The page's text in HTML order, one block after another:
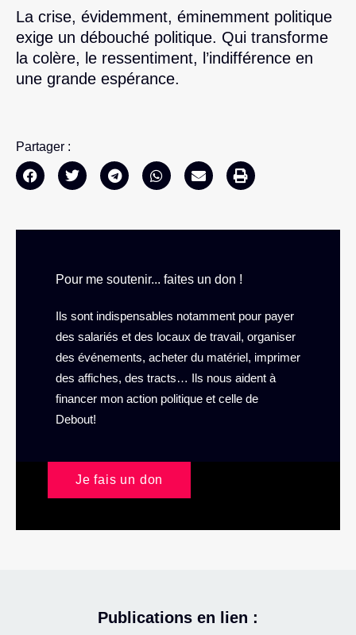
La crise, évidemment, éminemment politique
exige un débouché politique. Qui transforme
la colère, le ressentiment, l’indifférence en
une grande espérance.
Partager :
Pour me soutenir... faites un don !
Ils sont indispensables notamment pour payer
des salariés et des locaux de travail, organiser
des événements, acheter du matériel, imprimer
des affiches, des tracts… Ils nous aident à
financer mon action politique et celle de
Debout!
Je fais un don
Publications en lien :